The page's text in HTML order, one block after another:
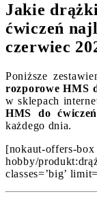
Jakie
ćwiczeń
czerwiec
Poniższe
rozporowe HMS
w sklepach
HMS do ćwiczeń
każdego dnia.
[nokaut-offers-
hobby/
classes=’big’